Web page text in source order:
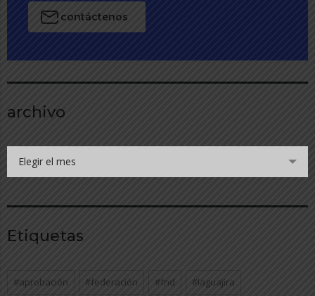
contáctenos
archivo
Elegir el mes
Etiquetas
#aprobación #federación #fnd #laguajira